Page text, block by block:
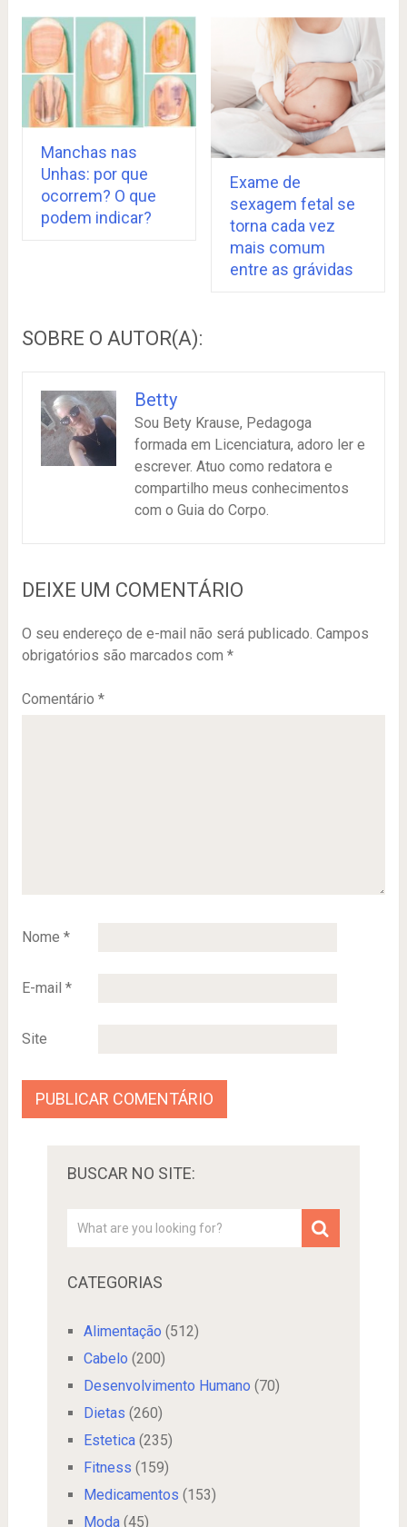
Manchas nas
Unhas: por que
ocorrem? O que
podem indicar?
Exame de
sexagem fetal se
torna cada vez
mais comum
entre as grávidas
SOBRE O AUTOR(A):
Betty
Sou Bety Krause, Pedagoga
formada em Licenciatura, adoro ler e
escrever. Atuo como redatora e
compartilho meus conhecimentos
com o Guia do Corpo.
DEIXE UM COMENTÁRIO
O seu endereço de e-mail não será publicado. Campos
obrigatórios são marcados com *
Comentário *
Nome *
E-mail *
Site
BUSCAR NO SITE:
CATEGORIAS
Alimentação (512)
Cabelo (200)
Desenvolvimento Humano (70)
Dietas (260)
Estetica(235)
Fitness (159)
Medicamentos (153)
Moda(45)